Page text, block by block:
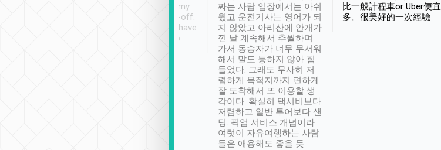
have safely arrived at my
destination after drop-off.
Definitely something I have
not seen elsewhere 👍
짜는 사람 입장에서는 아쉬
웠고 운전기사는 영어가 되
지 않았고 아리산에 안개가
낀 날 계속해서 추월하며
가서 동승자가 너무 무서워
해서 말도 통하지 않아 힘
들었다. 그래도 무사히 저
렴하게 목적지까지 편하게
잘 도착해서 또 이용할 생
각이다. 확실히 택시비보다
저렴하고 일반 투어보다 샌
딩. 픽업 서비스 개념이라
여럿이 자유여행하는 사람
들은 애용해도 좋을 듯.
比一般計程車or Uber便宜
多。很美好的一次經驗